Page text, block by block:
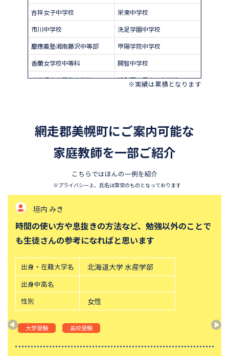
吉祥女子中学校
栄東中学校
市川中学校
洗足学園中学校
慶應義塾湘南藤沢中等部
甲陽学院中学校
香蘭女学校中等科
開智中学校
千葉県立東葛飾中学校
浦和明の星女子中学校
須磨学園中学校
北嶺中学校
白百合学園中学校
サレジオ学院中学校
等部
帝塚山中学校
攻玉社中学校
東京都市大学付属中学校
三田国際科学学園中学校
青山学院中等部
高輪中学校
青山学院横浜英和中学校
中央大学附属横浜中学校
六甲学院中学校
学習院中等科
頌栄女子学院中学校
田園調布学園中等部
東山中学校
山手学院中学校
城北中学校
神奈川大学附属中学校
※実績は累積となります
網走郡美幌町にご案内可能な
家庭教師を一部ご紹介
こちらではほんの一例を紹介
※プライバシー上、氏名は架空のものとなっております
垣内 みき
時間の使い方や息抜きの方法など、勉強以外のことで
も生徒さんの参考になればと思います
出身・在籍大学名 北海道大学 水産学部
出身中高名
性別
女性
大学受験 高校受験